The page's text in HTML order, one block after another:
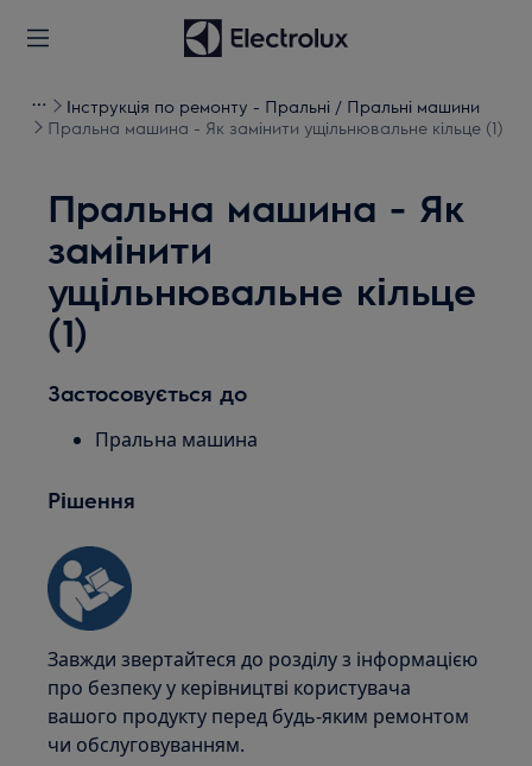
Інструкція по ремонту - Пральні / Пральні машини
Пральна машина - Як замінити ущільнювальне кільце (1)
Пральна машина - Як
замінити
ущільнювальне кільце
(1)
Застосовується до
Пральна машина
Рішення
Завжди звертайтеся до розділу з інформацією
про безпеку у керівництві користувача
вашого продукту перед будь-яким ремонтом
чи обслуговуванням.